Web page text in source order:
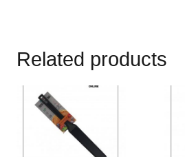
Related products